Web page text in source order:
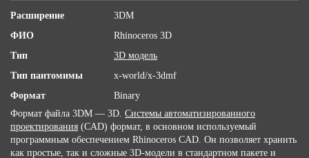
Расширение
3DM
ФИО
Rhinoceros 3D
Тип
3D модель
Тип пантомимы
x-world/x-3dmf
Формат
Binary
Формат файла 3DM — 3D. Системы автоматизированного
проектирования (CAD) формат, в основном используемый
программным обеспечением Rhinoceros CAD. Он позволяет хранить
как простые, так и сложные 3D-модели в стандартном пакете и